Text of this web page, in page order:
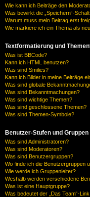
Wie kann ich Beiträge den
Was bewirkt die „Speichern“-
Warum muss mein Beitrag erst
Wie markiere ich ein Thema als
Textformatierung und
Was ist BBCode?
Kann ich HTML benutzen?
Was sind Smilies?
Kann ich Bilder in meine Beiträge
Was sind globale
Was sind Bekanntmachungen?
Was sind wichtige Themen?
Was sind geschlossene Themen?
Was sind Themen-Symbole?
Benutzer-Stufen und Gruppen
Was sind Administratoren?
Was sind Moderatoren?
Was sind Benutzergruppen?
Wo finde ich die Benutzergruppen
Wie werde ich Gruppenleiter?
Weshalb werden verschiedene
Was ist eine Hauptgruppe?
Was bedeutet der „Das Team“-